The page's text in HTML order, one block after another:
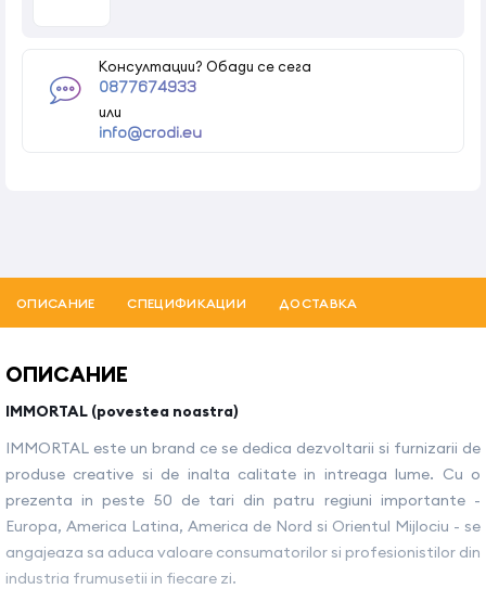
Консултации? Обади се сега
0877674933
или
info@crodi.eu
ОПИСАНИЕ СПЕЦИФИКАЦИИ ДОСТАВКА
ОПИСАНИЕ
IMMORTAL (povestea noastra)
IMMORTAL este un brand ce se dedica dezvoltarii si furnizarii de
produse creative si de inalta calitate in intreaga lume. Cu o
prezenta in peste 50 de tari din patru regiuni importante -
Europa, America Latina, America de Nord si Orientul Mijlociu - se
angajeaza sa aduca valoare consumatorilor si profesionistilor din
industria frumusetii in fiecare zi.